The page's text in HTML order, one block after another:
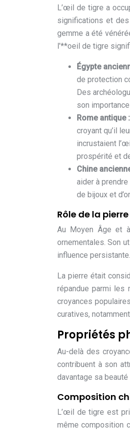
L’œil de tigre a
significations et
gemme a été
l’**oeil de tigre
Égypte
de protection
Des
son
Rome antique :
croyant qu’il
incrustaient
prospérité et
Chine
aider à
de bijoux et
Rôle de la
Au Moyen Âge et
ornementales. Son
influence
La pierre était
répandue parmi les
croyances
curatives,
Propriétés
Au-delà des
contribuent à son
davantage sa
Composition
L’œil de tigre est
même composition